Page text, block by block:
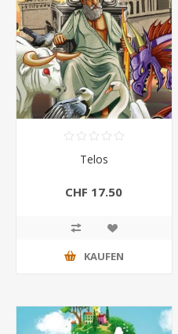
Telos
CHF 17.50
KAUFEN